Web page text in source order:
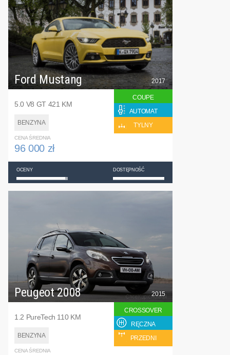
Ford Mustang
5.0 V8 GT 421 KM
BENZYNA
2017
COUPE
AUTOMAT
TYLNY
CENA ŚREDNIA
96 000 zł
OCENY DOSTĘPNOŚĆ
Peugeot 2008
1.2 PureTech 110 KM
BENZYNA
2015
CROSSOVER
RĘCZNA
PRZEDNI
CENA ŚREDNIA